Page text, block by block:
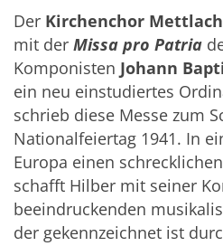
Der Kirchenchor
mit der Missa pro Patria
Komponisten Johann
ein neu einstudiertes
schrieb diese Messe zum
Nationalfeiertag 1941. In
Europa einen
schafft Hilber mit seiner
beeindruckenden
der gekennzeichnet ist